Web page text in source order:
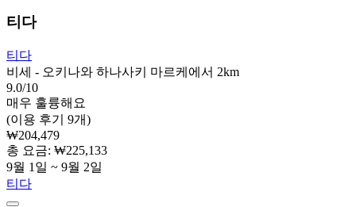
티다
티다
비세 - 오키나와 하나사키 마르케에서 2km
9.0/10
매우 훌륭해요
(이용 후기 9개)
₩204,479
총 요금: ₩225,133
9월 1일 ~ 9월 2일
티다